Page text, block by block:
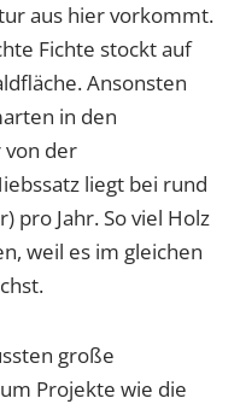
aus hier vorkommt.
Fichte stockt auf
Ansonsten
in den
von der
liegt bei rund
pro Jahr. So viel Holz
weil es im gleichen
große
Projekte wie die
und Social Media
werden von
gesetzt.